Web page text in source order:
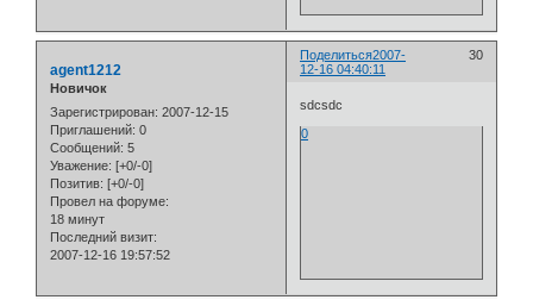
Поделиться 30
2007-
12-16 04:40:11
agent1212
Новичок
Зарегистрирован: 2007-12-15
Приглашений: 0
Сообщений: 5
Уважение: [+0/-0]
Позитив: [+0/-0]
Провел на форуме:
18 минут
Последний визит:
2007-12-16 19:57:52
sdcsdc
0